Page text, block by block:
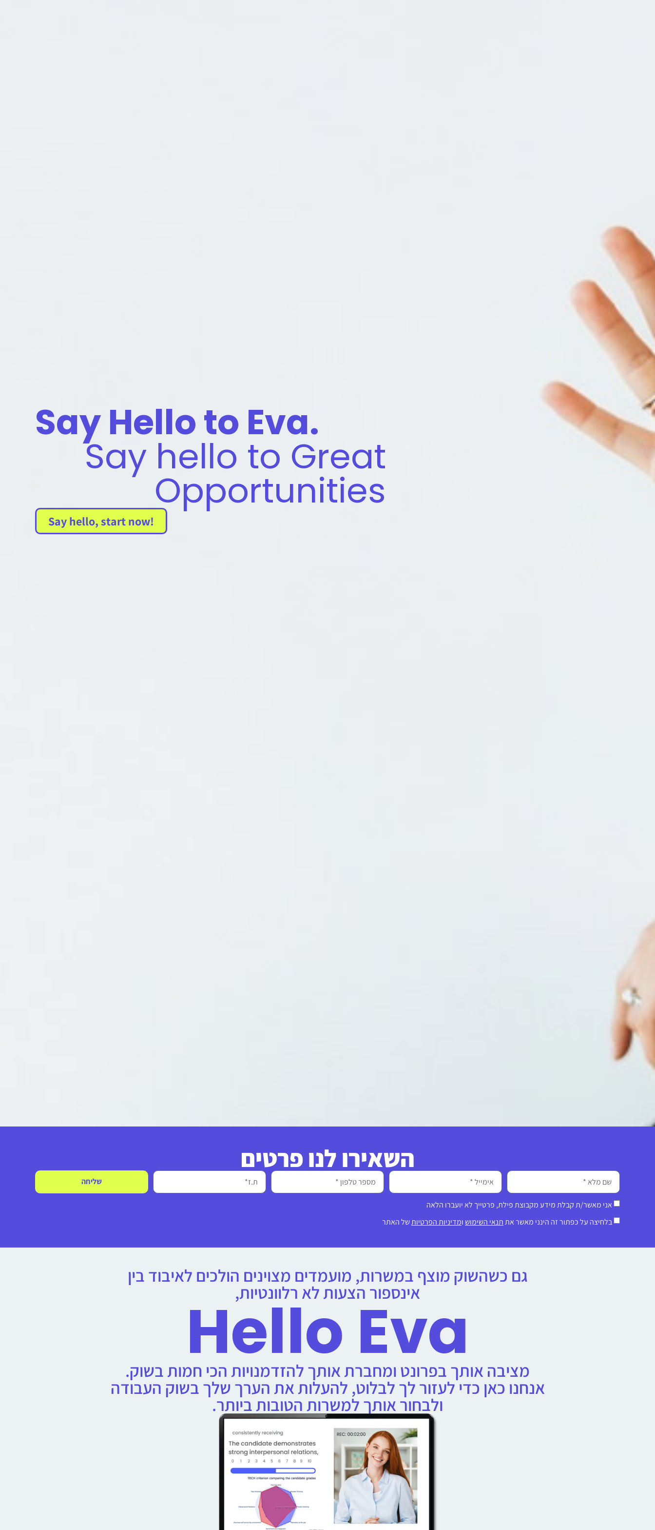
Say Hello to Eva.
Say hello to Great
Opportunities
!Say hello, start now
השאירו לנו פרטים
אני מאשר/ת קבלת מידע מקבוצת פילת, פרטייך לא יועברו הלאה
בלחיצה על כפתור זה הינני מאשר אתתנאי השימושומדיניות הפרטיותשל האתר
שליחה
גם כשהשוק מוצף במשרות, מועמדים מצוינים הולכים לאיבוד בין
אינספור הצעות לא רלוונטיות,
Hello Eva
מציבה אותך בפרונט ומחברת אותך להזדמנויות הכי חמות בשוק.
אנחנו כאן כדי לעזור לך לבלוט, להעלות את הערך שלך בשוק העבודה
ולבחור אותך למשרות הטובות ביותר.